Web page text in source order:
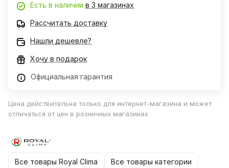
Есть в наличии в 3 магазинах
Рассчитать доставку
Нашли дешевле?
Хочу в подарок
Официальная гарантия
Цена действительна только для интернет-магазина и может
отличаться от цен в розничных магазинах
Все товары Royal Clima Все товары категории